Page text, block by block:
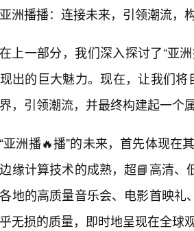
亚洲播播：连接未来，引领潮流，
在上一部分，我们深入探讨了“亚
出的巨大魅力。现在，让我们
，引领潮流，并最终构建起一个
“亚洲播🔥播”的未来，首先体现在
缘计算技术的成熟，超📘高清
地的高质量音乐会、电影首映
无损的质量，即时地呈现在全球